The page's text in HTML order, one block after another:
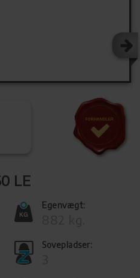
LE
Egenvægt:
Sovepladser: